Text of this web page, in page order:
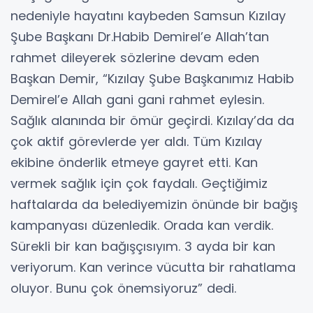
nedeniyle hayatını kaybeden Samsun Kızılay
Şube Başkanı Dr.Habib Demirel’e Allah’tan
rahmet dileyerek sözlerine devam eden
Başkan Demir, “Kızılay Şube Başkanımız Habib
Demirel’e Allah gani gani rahmet eylesin.
Sağlık alanında bir ömür geçirdi. Kızılay’da da
çok aktif görevlerde yer aldı. Tüm Kızılay
ekibine önderlik etmeye gayret etti. Kan
vermek sağlık için çok faydalı. Geçtiğimiz
haftalarda da belediyemizin önünde bir bağış
kampanyası düzenledik. Orada kan verdik.
Sürekli bir kan bağışçısıyım. 3 ayda bir kan
veriyorum. Kan verince vücutta bir rahatlama
oluyor. Bunu çok önemsiyoruz” dedi.